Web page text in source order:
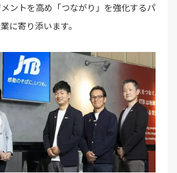
ントを高め「つながり」を強化するパ
に寄り添います。